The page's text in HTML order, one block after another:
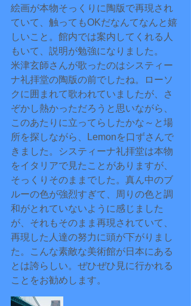
絵画が本物そっくりに陶版で再現され
ていて、触ってもOKだなんてなんと嬉
しいこと。館内では案内してくれる人
もいて、説明が勉強になりました。
米津玄師さんが歌ったのはシスティー
ナ礼拝堂の陶版の前でしたね。ローソ
クに囲まれて歌われていましたが、さ
ぞかし熱かっただろうと思いながら、
このあたりに立ってらしたかな～と場
所を探しながら、Lemonを口ずさんで
きました。システィーナ礼拝堂は本物
をイタリアで見たことがありますが、
そっくりそのままでした。真ん中のブ
ルーの色が強烈すぎて、周りの色と調
和がとれていないように感じました
が、それもそのまま再現されていて、
再現した人達の努力に頭が下がりまし
た。こんな素敵な美術館が日本にある
とは誇らしい。ぜひぜひ見に行かれる
ことをお勧めします。